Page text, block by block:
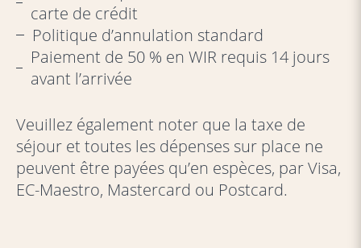
carte de crédit
Politique d’annulation standard
Paiement de 50 % en WIR requis 14 jours
avant l’arrivée
Veuillez également noter que la taxe de
séjour et toutes les dépenses sur place ne
peuvent être payées qu’en espèces, par Visa,
EC-Maestro, Mastercard ou Postcard.